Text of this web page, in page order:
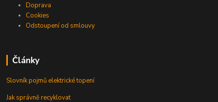
Doprava
Cookies
Odstoupení od smlouvy
Články
Slovník pojmů elektrické topení
Jak správně recyklovat